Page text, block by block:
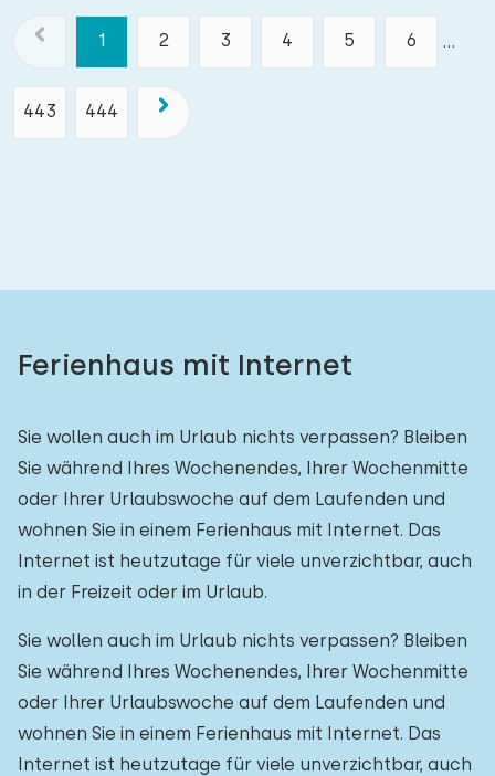
1 2 3 4 5 6 ...
443 444
Ferienhaus mit Internet
Sie wollen auch im Urlaub nichts verpassen? Bleiben
Sie während Ihres Wochenendes, Ihrer Wochenmitte
oder Ihrer Urlaubswoche auf dem Laufenden und
wohnen Sie in einem Ferienhaus mit Internet. Das
Internet ist heutzutage für viele unverzichtbar, auch
in der Freizeit oder im Urlaub.
Sie wollen auch im Urlaub nichts verpassen? Bleiben
Sie während Ihres Wochenendes, Ihrer Wochenmitte
oder Ihrer Urlaubswoche auf dem Laufenden und
wohnen Sie in einem Ferienhaus mit Internet. Das
Internet ist heutzutage für viele unverzichtbar, auch